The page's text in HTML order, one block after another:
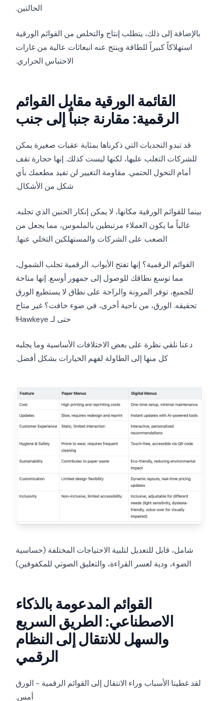
الحالتين.
بالإضافة إلى ذلك، يتطلب إنتاج والتخلص من القوائم الورقية
استهلاكاً كبيراً للطاقة وينتج عنه انبعاثات عالية من غازات
الاحتباس الحراري.
القائمة الورقية مقابل القوائم
الرقمية: مقارنة جنباً إلى جنب
قد تبدو التحديات التي ذكرناها بمثابة عقبات صغيرة يمكن
للشركات التغلب عليها، لكنها ليست كذلك. إنها حجارة تقف
أمام التحول الحتمي. مقاومة التغيير لن تفيد مطعمك بأي
شكل من الأشكال.
بينما للقوائم الورقية مكانها، لا يمكن إنكار الحنين الذي تجلبه.
غالباً ما يكون العملاء مرتبطين بالملموس، مما يجعل من
الصعب على الشركات والمستهلكين التخلي عنها.
القوائم الرقمية؟ إنها تفتح الأبواب. الرقمية تجلب الشمول،
مما توسع نطاقك للوصول إلى جمهور أوسع. إنها متاحة
للجميع، توفر المرونة والراحة على نطاق لا يستطيع الورق
تحقيقه. الورق، من ناحية أخرى، في ضوء خافت؟ غير متاح
حتى لـ Hawkeye!
دعنا نلقي نظرة على بعض الاختلافات الأساسية وما يجلبه
كل منها إلى الطاولة لفهم الخيارات بشكل أفضل.
شامل، قابل للتعديل لتلبية الاحتياجات المختلفة (حساسية
الضوء، ودية لعسر القراءة، والتعليق الصوتي للمكفوفين)
القوائم المدعومة بالذكاء
الاصطناعي: الطريق السريع
والسهل للانتقال إلى النظام
الرقمي
لقد غطينا الأسباب وراء الانتقال إلى القوائم الرقمية - الورق
أمس.